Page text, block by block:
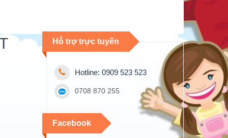
Hỗ trợ trực tuyến
Hotline: 0909 523 523
0708 870 255
Facebook